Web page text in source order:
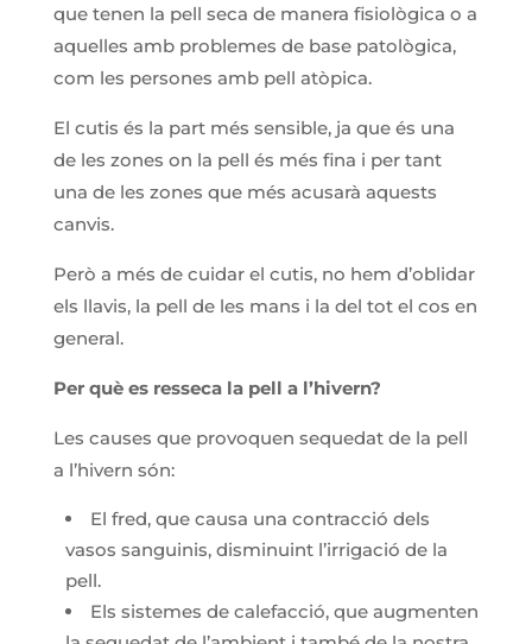
que tenen la pell seca de manera fisiològica o a
aquelles amb problemes de base patològica,
com les persones amb pell atòpica.
El cutis és la part més sensible, ja que és una
de les zones on la pell és més fina i per tant
una de les zones que més acusarà aquests
canvis.
Però a més de cuidar el cutis, no hem d’oblidar
els llavis, la pell de les mans i la del tot el cos en
general.
Per què es resseca la pell a l’hivern?
Les causes que provoquen sequedat de la pell
a l’hivern són:
El fred, que causa una contracció dels
vasos sanguinis, disminuint l’irrigació de la
pell.
Els sistemes de calefacció, que augmenten